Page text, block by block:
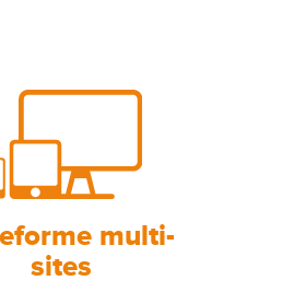
multi-
sites